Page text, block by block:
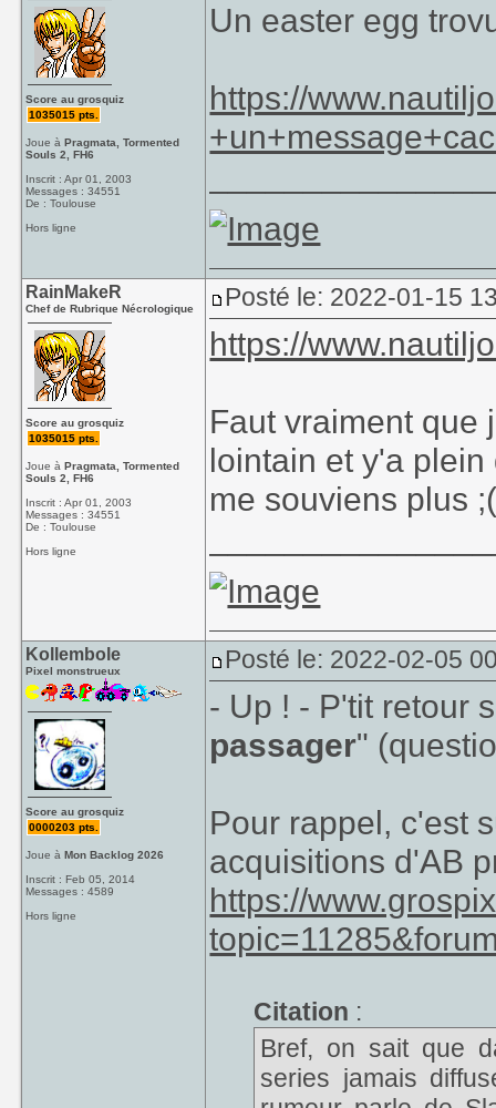
Score au grosquiz
1035015 pts.
Joue àPragmata, Tormented
Souls 2, FH6
Inscrit : Apr 01, 2003
Messages : 34551
De : Toulouse
Hors ligne
Un easter egg
https://
RainMakeR
Chef de Rubrique Nécrologique
Score au grosquiz
1035015 pts.
Joue àPragmata, Tormented
Souls 2, FH6
Inscrit : Apr 01, 2003
Messages : 34551
De : Toulouse
Hors ligne
Posté le: 2022-01-15
https://
Faut vraiment que
lointain et y'a
me souviens plus
Kollembole
Pixel monstrueux
Score au grosquiz
0000203 pts.
Joue àMon Backlog 2026
Inscrit : Feb 05, 2014
Messages : 4589
Hors ligne
Posté le: 2022-02-05
- Up ! - P'tit retour
passager"
Pour rappel, c'est
acquisitions d'AB
https://
Citation :
Bref, on sait que
series jamais